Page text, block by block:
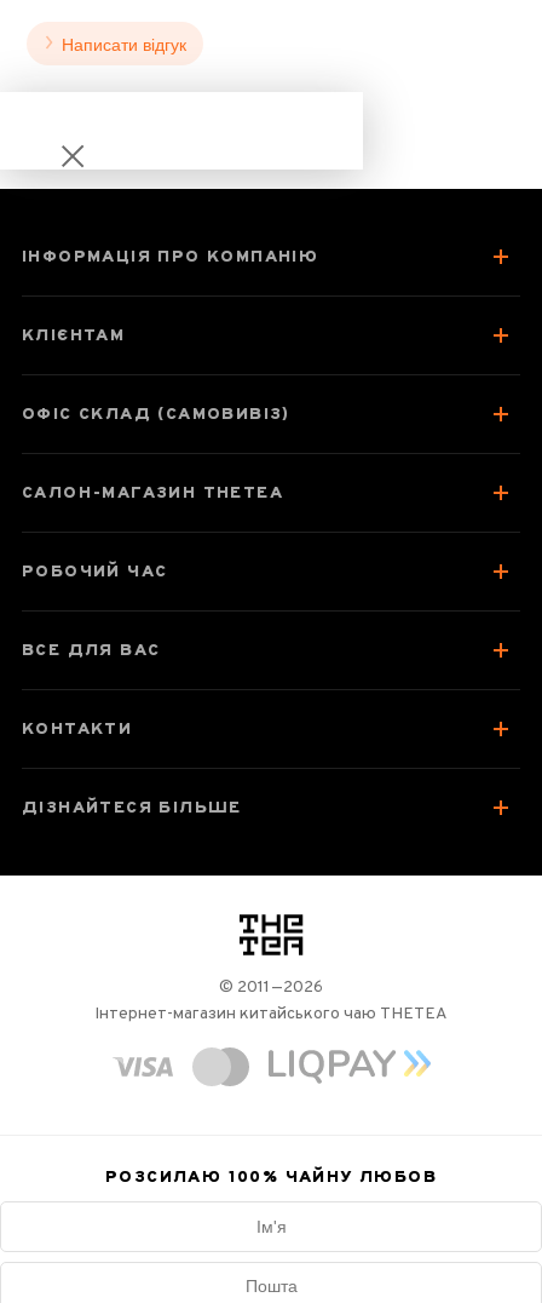
Написати відгук
Піала "Ванільні
ІНФОРМАЦІЯ ПРО КОМПАНІЮ
КЛІЄНТАМ
ОФІС СКЛАД (САМОВИВІЗ)
САЛОН-МАГАЗИН THETEA
РОБОЧИЙ ЧАС
ВСЕ ДЛЯ ВАС
КОНТАКТИ
ДІЗНАЙТЕСЯ БІЛЬШЕ
логотип
© 2011—2026
Інтернет-магазин китайського чаю THETEA
РОЗСИЛАЮ 100% ЧАЙНУ ЛЮБОВ